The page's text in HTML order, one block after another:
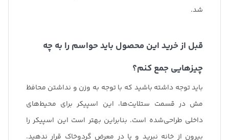
شد.
قبل از خرید این محصول باید حواسم را به چه
چیزهایی جمع کنم؟
باید توجه داشته باشید که با توجه به وزن و نداشتن محافظ
مش در قسمت ستلایت‌ها، این اسپیکر برای محیط‌های
داخلی طراحی‌شده است. بنابراین بهتر است این اسپیکر را
بیرون از خانه نبرید و یا در معرض گردوخاک قرار ندهید.